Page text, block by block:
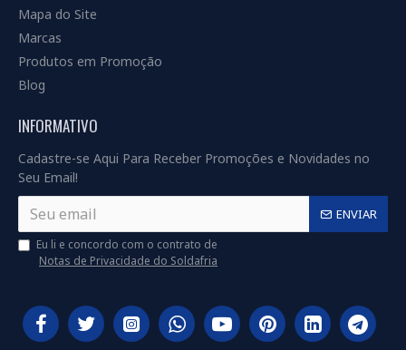
Mapa do Site
Marcas
Produtos em Promoção
Blog
INFORMATIVO
Cadastre-se Aqui Para Receber Promoções e Novidades no
Seu Email!
ENVIAR
Eu li e concordo com o contrato de
Notas de Privacidade do Soldafria